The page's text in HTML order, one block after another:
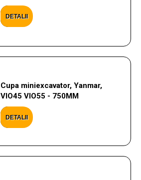
DETALII
Cupa miniexcavator, Yanmar,
VIO45 VIO55 - 750MM
DETALII